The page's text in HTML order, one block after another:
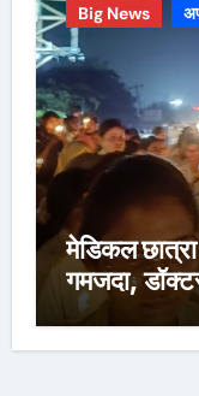
Big News
मेडिकल
गमजदा,